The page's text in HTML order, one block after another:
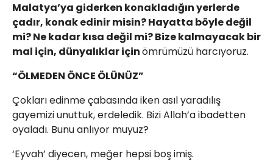
Malatya’ya giderken konakladığın yerlerde
çadır, konak edinir misin? Hayatta böyle değil
mi? Ne kadar kısa değil mi? Bize kalmayacak bir
mal için, dünyalıklar içinömrümüzü harcıyoruz.
“ÖLMEDEN ÖNCE ÖLÜNÜZ”
Çokları edinme çabasında iken asıl yaradılış
gayemizi unuttuk, erdeledik. Bizi Allah’a ibadetten
oyaladı. Bunu anlıyor muyuz?
‘Eyvah’ diyecen, meğer hepsi boş imiş.